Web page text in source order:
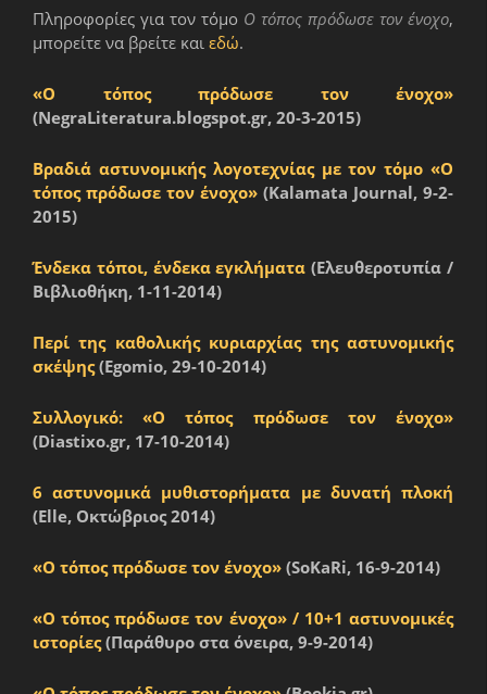
Πληροφορίες για τον τόμο Ο τόπος πρόδωσε τον ένοχο,
μπορείτε να βρείτε και εδώ.
«Ο τόπος πρόδωσε τον ένοχο»
(NegraLiteratura.blogspot.gr, 20-3-2015)
Βραδιά αστυνομικής λογοτεχνίας με τον τόμο «Ο
τόπος πρόδωσε τον ένοχο» (Kalamata Journal, 9-2-
2015)
Ένδεκα τόποι, ένδεκα εγκλήματα (Ελευθεροτυπία /
Βιβλιοθήκη, 1-11-2014)
Περί της καθολικής κυριαρχίας της αστυνομικής
σκέψης(Egomio, 29-10-2014)
Συλλογικό: «Ο τόπος πρόδωσε τον ένοχο»
(Diastixo.gr, 17-10-2014)
6 αστυνομικά μυθιστορήματα με δυνατή πλοκή
(Elle, Οκτώβριος 2014)
«Ο τόπος πρόδωσε τον ένοχο» (SoKaRi, 16-9-2014)
«Ο τόπος πρόδωσε τον ένοχο» / 10+1 αστυνομικές
ιστορίες(Παράθυρο στα όνειρα, 9-9-2014)